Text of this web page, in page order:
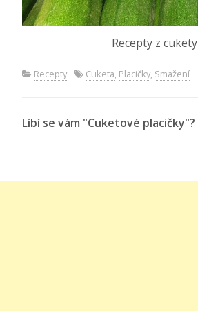
Recepty z cukety
Recepty Cuketa, Placičky, Smažení
Líbí se vám "Cuketové placičky"?